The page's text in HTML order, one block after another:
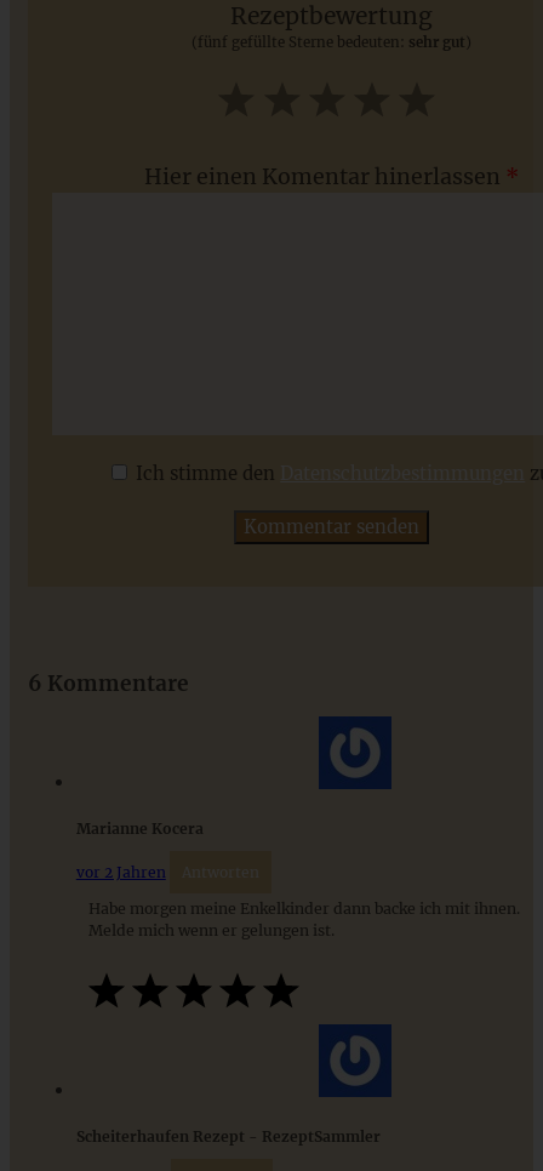
6 Kommentare
Marianne Kocera
vor 2 Jahren Antworten
Habe morgen meine Enkelkinder dann backe ich mit ihnen.
Melde mich wenn er gelungen ist.
Scheiterhaufen Rezept - RezeptSammler
Rezeptbewertung
(fünf gefüllte Sterne bedeuten: sehr gut )
Hier einen Komentar hinerlassen *
Ich stimme den